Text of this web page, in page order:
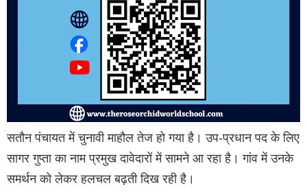
सतौन पंचायत में चुनावी माहौल तेज हो गया है। उप-प्रधान पद के लिए
सागर गुप्ता का नाम प्रमुख दावेदारों में सामने आ रहा है। गांव में उनके
समर्थन को लेकर हलचल बढ़ती दिख रही है।